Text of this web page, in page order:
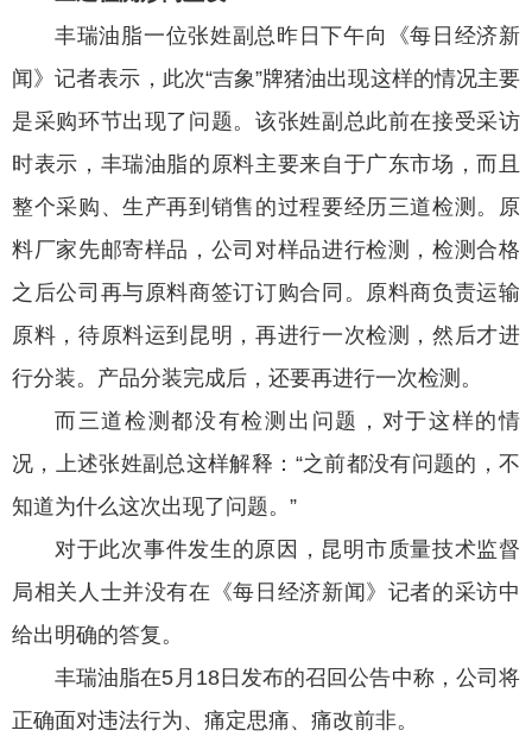
丰瑞油脂一位张姓副总昨日下午向《每日经济新
闻》记者表示，此次“吉象”牌猪油出现这样的情况主要
是采购环节出现了问题。该张姓副总此前在接受采访
时表示，丰瑞油脂的原料主要来自于广东市场，而且
整个采购、生产再到销售的过程要经历三道检测。原
料厂家先邮寄样品，公司对样品进行检测，检测合格
之后公司再与原料商签订订购合同。原料商负责运输
原料，待原料运到昆明，再进行一次检测，然后才进
行分装。产品分装完成后，还要再进行一次检测。
而三道检测都没有检测出问题，对于这样的情
况，上述张姓副总这样解释：“之前都没有问题的，不
知道为什么这次出现了问题。”
对于此次事件发生的原因，昆明市质量技术监督
局相关人士并没有在《每日经济新闻》记者的采访中
给出明确的答复。
丰瑞油脂在5月18日发布的召回公告中称，公司将
正确面对违法行为、痛定思痛、痛改前非。